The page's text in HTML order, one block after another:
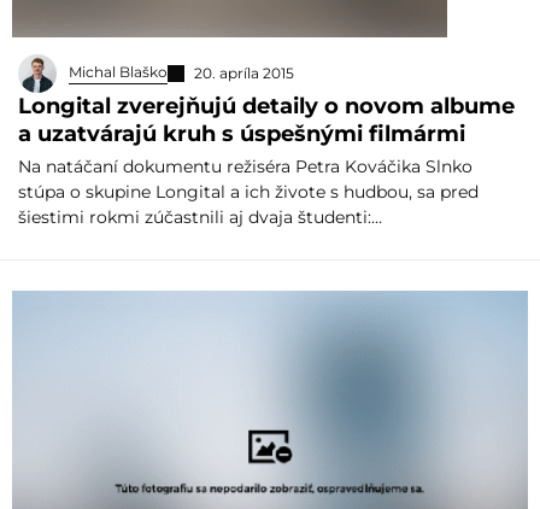
Michal Blaško 20. apríla 2015
Longital zverejňujú detaily o novom albume
a uzatvárajú kruh s úspešnými filmármi
Na natáčaní dokumentu režiséra Petra Kováčika Slnko
stúpa o skupine Longital a ich živote s hudbou, sa pred
šiestimi rokmi zúčastnili aj dvaja študenti:…